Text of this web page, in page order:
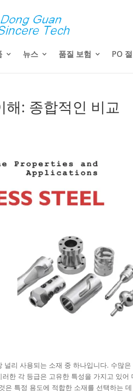
뉴스 품질 보험 PO
: 종합적인 비교
리 사용되는 소재 중 하나입니다. 수많은
한 각 등급은 고유한 특성을 가지고 있어
특정 용도에 적합한 소재를 선택하는 데